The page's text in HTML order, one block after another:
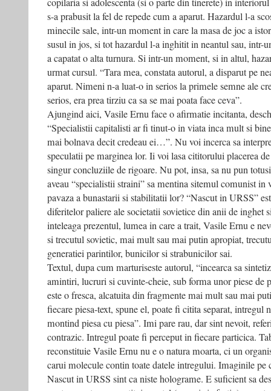
s-a prabusit la fel de repede cum a aparut. Hazardul l-a
minecile sale, intr-un moment in care la masa de joc a
susul in jos, si tot hazardul l-a inghitit in neantul sau, intr-
a capatat o alta turnura. Si intr-un moment, si in altul,
urmat cursul. “Tara mea, constata autorul, a disparut pe
aparut. Nimeni n-a luat-o in serios la primele semne ale
serios, era prea tirziu ca sa se mai poata face ceva”.
Ajungind aici, Vasile Ernu face o afirmatie incitanta,
“Specialistii capitalisti ar fi tinut-o in viata inca mult si
mai bolnava decit credeau ei…”. Nu voi incerca sa
speculatii pe marginea lor. Ii voi lasa cititorului placerea
singur concluziile de rigoare. Nu pot, insa, sa nu pun
aveau “specialistii straini” sa mentina sitemul comunist in
pavaza a bunastarii si stabilitatii lor? “Nascut in URSS”
diferitelor paliere ale societatii sovietice din anii de inghet
inteleaga prezentul, lumea in care a trait, Vasile Ernu e
si trecutul sovietic, mai mult sau mai putin apropiat,
generatiei parintilor, bunicilor si strabunicilor sai.
Textul, dupa cum marturiseste autorul, “incearca sa
amintiri, lucruri si cuvinte-cheie, sub forma unor piese de
este o fresca, alcatuita din fragmente mai mult sau mai
fiecare piesa-text, spune el, poate fi citita separat, intregul
montind piesa cu piesa”. Imi pare rau, dar sint nevoit,
contrazic. Intregul poate fi perceput in fiecare particica.
reconstituie Vasile Ernu nu e o natura moarta, ci un
carui molecule contin toate datele intregului. Imaginile pe
Nascut in URSS sint ca niste holograme. E suficient sa